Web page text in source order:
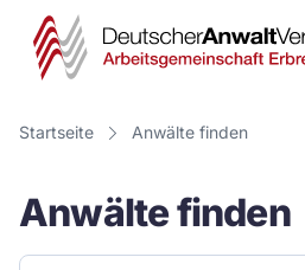
Startseite Anwälte finden
Anwälte finden